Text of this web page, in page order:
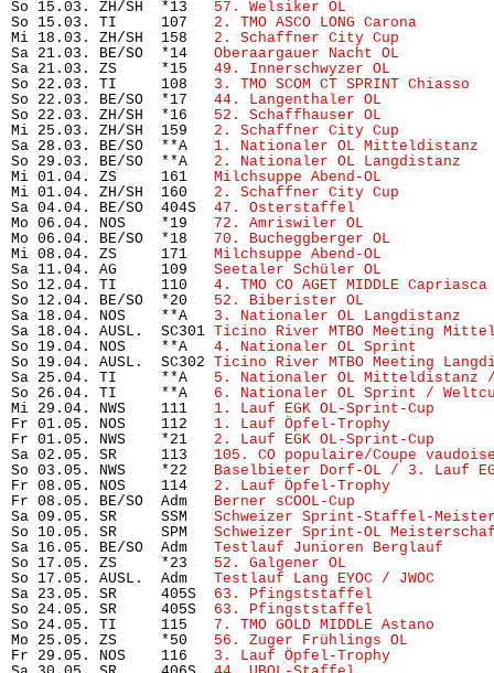
So 15.03. ZH/SH  *13 57. Welsiker OL
So 15.03. TI     107 2. TMO ASCO LONG Carona
Mi 18.03. ZH/SH  158 2. Schaffner City Cup
Sa 21.03. BE/SO  *14 Oberaargauer Nacht OL
Sa 21.03. ZS     *15 49. Innerschwyzer OL
So 22.03. TI     108 3. TMO SCOM CT SPRINT Chiasso
So 22.03. BE/SO  *17 44. Langenthaler OL
So 22.03. ZH/SH  *16 52. Schaffhauser OL
Mi 25.03. ZH/SH  159 2. Schaffner City Cup
Sa 28.03. BE/SO  **A 1. Nationaler OL Mitteldistanz
So 29.03. BE/SO  **A 2. Nationaler OL Langdistanz
Mi 01.04. ZS     161 Milchsuppe Abend-OL
Mi 01.04. ZH/SH  160 2. Schaffner City Cup
Sa 04.04. BE/SO  404S 47. Osterstaffel
Mo 06.04. NOS    *19 72. Amriswiler OL
Mo 06.04. BE/SO  *18 70. Bucheggberger OL
Mi 08.04. ZS     171 Milchsuppe Abend-OL
Sa 11.04. AG     109 Seetaler Schüler OL
So 12.04. TI     110 4. TMO CO AGET MIDDLE
So 12.04. BE/SO  *20 52. Biberister OL
Sa 18.04. NOS    **A 3. Nationaler OL Langdistanz
Sa 18.04. AUSL.  SC301 Ticino River MTBO Meeting
So 19.04. NOS    **A 4. Nationaler OL Sprint
So 19.04. AUSL.  SC302 Ticino River MTBO Meeting
Sa 25.04. TI     **A 5. Nationaler OL Mitteldistanz /
So 26.04. TI     **A 6. Nationaler OL Sprint /
Mi 29.04. NWS    111 1. Lauf EGK OL-Sprint-Cup
Fr 01.05. NOS    112 1. Lauf Öpfel-Trophy
Fr 01.05. NWS    *21 2. Lauf EGK OL-Sprint-Cup
Sa 02.05. SR     113 105. CO populaire/Coupe
So 03.05. NWS    *22
Baselbieter Dorf-OL / 3. Lauf
Fr 08.05. NOS    114 2. Lauf Öpfel-Trophy
Fr 08.05. BE/SO  Adm
Berner sCOOL-Cup
Sa 09.05. SR     SSM Schweizer Sprint-Staffel-
So 10.05. SR     SPM Schweizer Sprint-OL
Sa 16.05. BE/SO  Adm Testlauf Junioren Berglauf
So 17.05. ZS     *23 52. Galgener OL
So 17.05. AUSL.  Adm Testlauf Lang EYOC / JWOC
Sa 23.05. SR     405S 63. Pfingststaffel
So 24.05. SR     405S 63. Pfingststaffel
So 24.05. TI     115 7. TMO GOLD MIDDLE Astano
Mo 25.05. ZS     *50 56. Zuger Frühlings OL
Fr 29.05. NOS    116 3. Lauf Öpfel-Trophy